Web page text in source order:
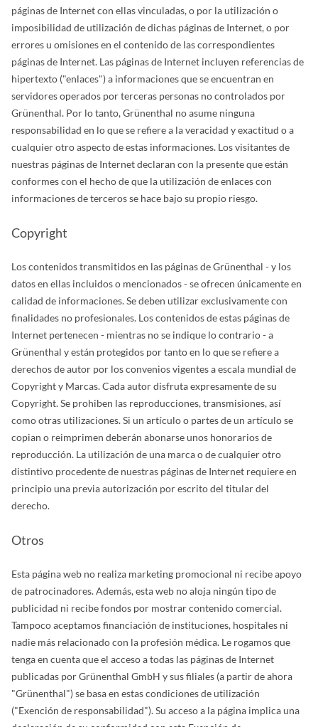
páginas de Internet con ellas vinculadas, o por la utilización o
imposibilidad de utilización de dichas páginas de Internet, o por
errores u omisiones en el contenido de las correspondientes
páginas de Internet. Las páginas de Internet incluyen referencias de
hipertexto ("enlaces") a informaciones que se encuentran en
servidores operados por terceras personas no controlados por
Grünenthal. Por lo tanto, Grünenthal no asume ninguna
responsabilidad en lo que se refiere a la veracidad y exactitud o a
cualquier otro aspecto de estas informaciones. Los visitantes de
nuestras páginas de Internet declaran con la presente que están
conformes con el hecho de que la utilización de enlaces con
informaciones de terceros se hace bajo su propio riesgo.
Copyright
Los contenidos transmitidos en las páginas de Grünenthal - y los
datos en ellas incluidos o mencionados - se ofrecen únicamente en
calidad de informaciones. Se deben utilizar exclusivamente con
finalidades no profesionales. Los contenidos de estas páginas de
Internet pertenecen - mientras no se indique lo contrario - a
Grünenthal y están protegidos por tanto en lo que se refiere a
derechos de autor por los convenios vigentes a escala mundial de
Copyright y Marcas. Cada autor disfruta expresamente de su
Copyright. Se prohiben las reproducciones, transmisiones, así
como otras utilizaciones. Si un artículo o partes de un artículo se
copian o reimprimen deberán abonarse unos honorarios de
reproducción. La utilización de una marca o de cualquier otro
distintivo procedente de nuestras páginas de Internet requiere en
principio una previa autorización por escrito del titular del
derecho.
Otros
Esta página web no realiza marketing promocional ni recibe apoyo
de patrocinadores. Además, esta web no aloja ningún tipo de
publicidad ni recibe fondos por mostrar contenido comercial.
Tampoco aceptamos financiación de instituciones, hospitales ni
nadie más relacionado con la profesión médica. Le rogamos que
tenga en cuenta que el acceso a todas las páginas de Internet
publicadas por Grünenthal GmbH y sus filiales (a partir de ahora
"Grünenthal") se basa en estas condiciones de utilización
("Exención de responsabilidad"). Su acceso a la página implica una